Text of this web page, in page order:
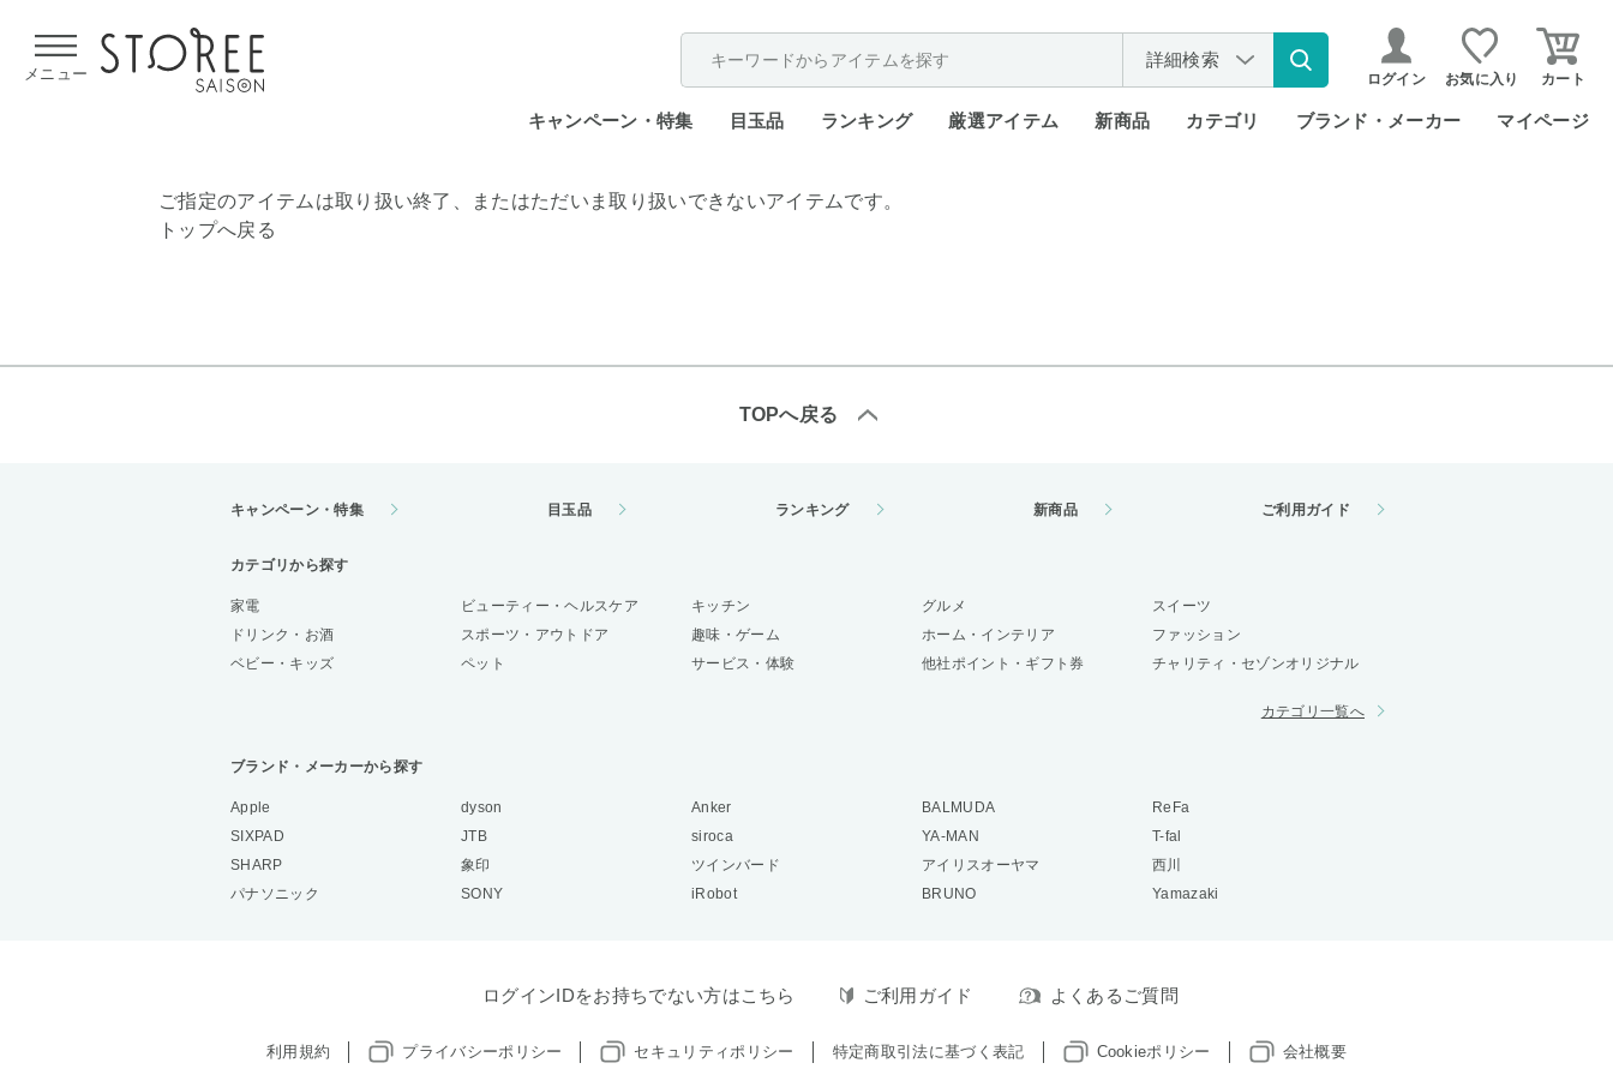
メニュー
詳細検索
ログイン お気に入り カート
キャンペーン・特集 目玉品 ランキング 厳選アイテム 新商品 カテゴリ ブランド・メーカー マイページ
ご指定のアイテムは取り扱い終了、またはただいま取り扱いできないアイテムです。
トップへ戻る
TOPへ戻る
キャンペーン・特集 目玉品 ランキング 新商品 ご利用ガイド
カテゴリから探す
家電 ビューティー・ヘルスケア キッチン グルメ
スイーツ
ドリンク・お酒
スポーツ・アウトドア 趣味・ゲーム ホーム・インテリア
ファッション
ベビー・キッズ
ペット サービス・体験 他社ポイント・ギフト券 チャリティ・セゾンオリジナル
カテゴリ一覧へ
ブランド・メーカーから探す
Apple dyson Anker BALMUDA
ReFa
SIXPAD
JTB siroca YA-MAN
T-fal
SHARP
象印 ツインバード アイリスオーヤマ
西川
パナソニック
SONY iRobot BRUNO Yamazaki
ログインIDをお持ちでない方はこちら ご利用ガイド よくあるご質問
利用規約 プライバシーポリシー セキュリティポリシー 特定商取引法に基づく表記 Cookieポリシー 会社概要